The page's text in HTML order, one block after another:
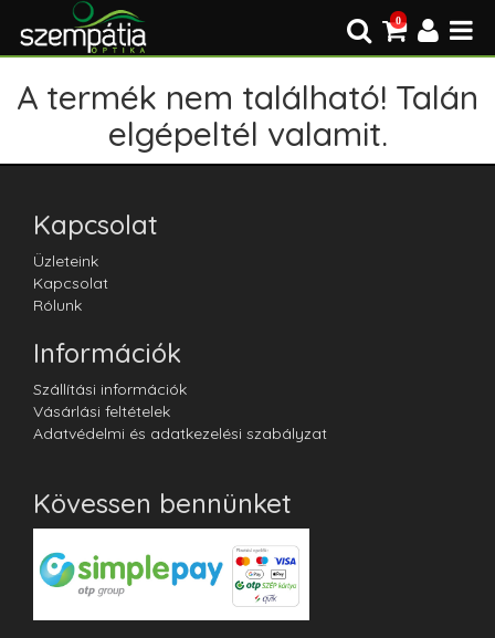
0
A termék nem található! Talán
elgépeltél valamit.
Kapcsolat
Üzleteink
Kapcsolat
Rólunk
Információk
Szállítási információk
Vásárlási feltételek
Adatvédelmi és adatkezelési szabályzat
Kövessen bennünket